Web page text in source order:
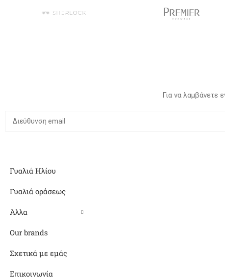
Για να λαμβάνετε
Γυαλιά Ηλίου
Γυαλιά οράσεως
Άλλα
Our brands
Σχετικά με εμάς
Επικοινωνία